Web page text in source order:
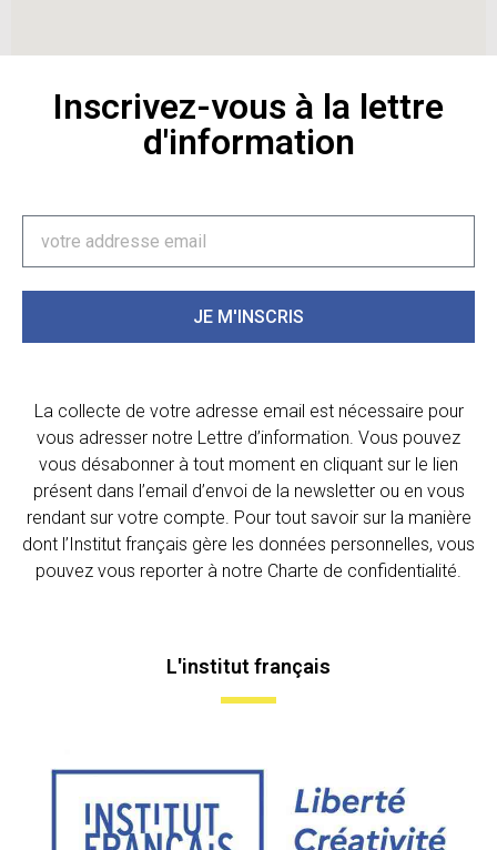
Inscrivez-vous à la lettre
d'information
JE M'INSCRIS
La collecte de votre adresse email est nécessaire pour
vous adresser notre Lettre d’information. Vous pouvez
vous désabonner à tout moment en cliquant sur le lien
présent dans l’email d’envoi de la newsletter ou en vous
rendant sur votre compte. Pour tout savoir sur la manière
dont l’Institut français gère les données personnelles, vous
pouvez vous reporter à notre Charte de confidentialité.
L'institut français